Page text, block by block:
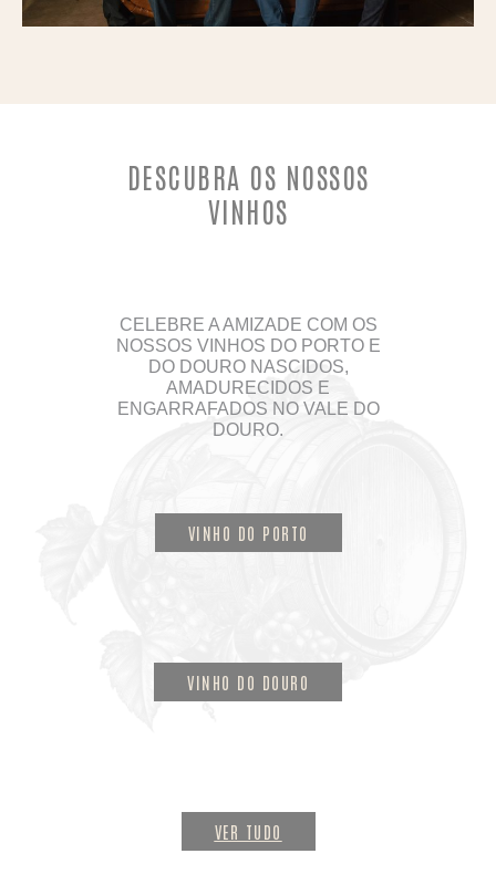
DESCUBRA OS NOSSOS
VINHOS
CELEBRE A AMIZADE COM OS
NOSSOS VINHOS DO PORTO E
DO DOURO NASCIDOS,
AMADURECIDOS E
ENGARRAFADOS NO VALE DO
DOURO.
VINHO DO PORTO
VINHO DO DOURO
VER TUDO